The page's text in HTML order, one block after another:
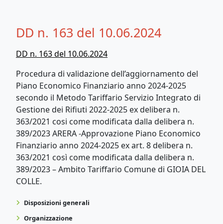
Disposizioni generali
Organizzazione
DD n. 163 del 10.06.2024
DD n. 163 del 10.06.2024
Procedura di validazione dell’aggiornamento del
Piano Economico Finanziario anno 2024-2025
secondo il Metodo Tariffario Servizio Integrato di
Gestione dei Rifiuti 2022-2025 ex delibera n.
363/2021 cosi come modificata dalla delibera n.
389/2023 ARERA -Approvazione Piano Economico
Finanziario anno 2024-2025 ex art. 8 delibera n.
363/2021 così come modificata dalla delibera n.
389/2023 – Ambito Tariffario Comune di GIOIA DEL
COLLE.